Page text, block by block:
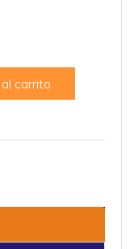
carrito